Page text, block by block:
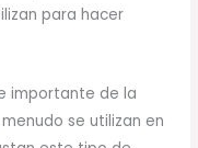
para hacer
importante de la
se utilizan en